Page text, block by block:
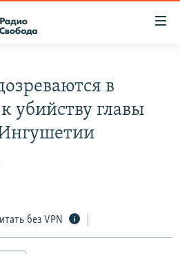
в
убийству главы
без VPN